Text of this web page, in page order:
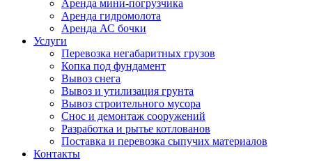
Аренда мини-погрузчика
Аренда гидромолота
Аренда АС бочки
Услуги
Перевозка негабаритных грузов
Копка под фундамент
Вывоз снега
Вывоз и утилизация грунта
Вывоз строительного мусора
Снос и демонтаж сооружений
Разработка и рытье котлованов
Поставка и перевозка сыпучих материалов
Контакты